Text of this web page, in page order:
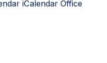
iCalendar Office